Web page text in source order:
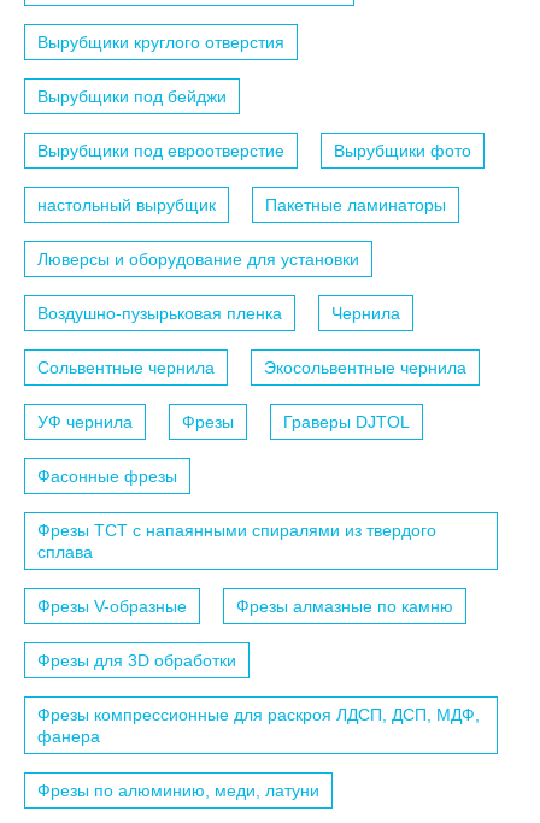
Вырубщики круглого отверстия
Вырубщики под бейджи
Вырубщики под евроотверстие Вырубщики фото
настольный вырубщик Пакетные ламинаторы
Люверсы и оборудование для установки
Воздушно-пузырьковая пленка Чернила
Сольвентные чернила Экосольвентные чернила
УФ чернила Фрезы Граверы DJTOL
Фасонные фрезы
Фрезы TCT с напаянными спиралями из твердого
сплава
Фрезы V-образные Фрезы алмазные по камню
Фрезы для 3D обработки
Фрезы компрессионные для раскроя ЛДСП, ДСП, МДФ,
фанера
Фрезы по алюминию, меди, латуни